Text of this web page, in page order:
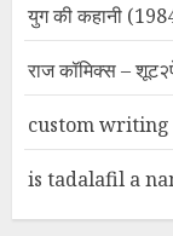
युग की कहानी
राज कॉमिक्स –
custom writing
is tadalafil a